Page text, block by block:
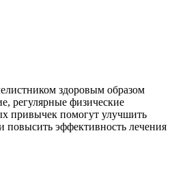
здоровым образом
регулярные физические
привычек помогут улучшить
повысить эффективность лечения